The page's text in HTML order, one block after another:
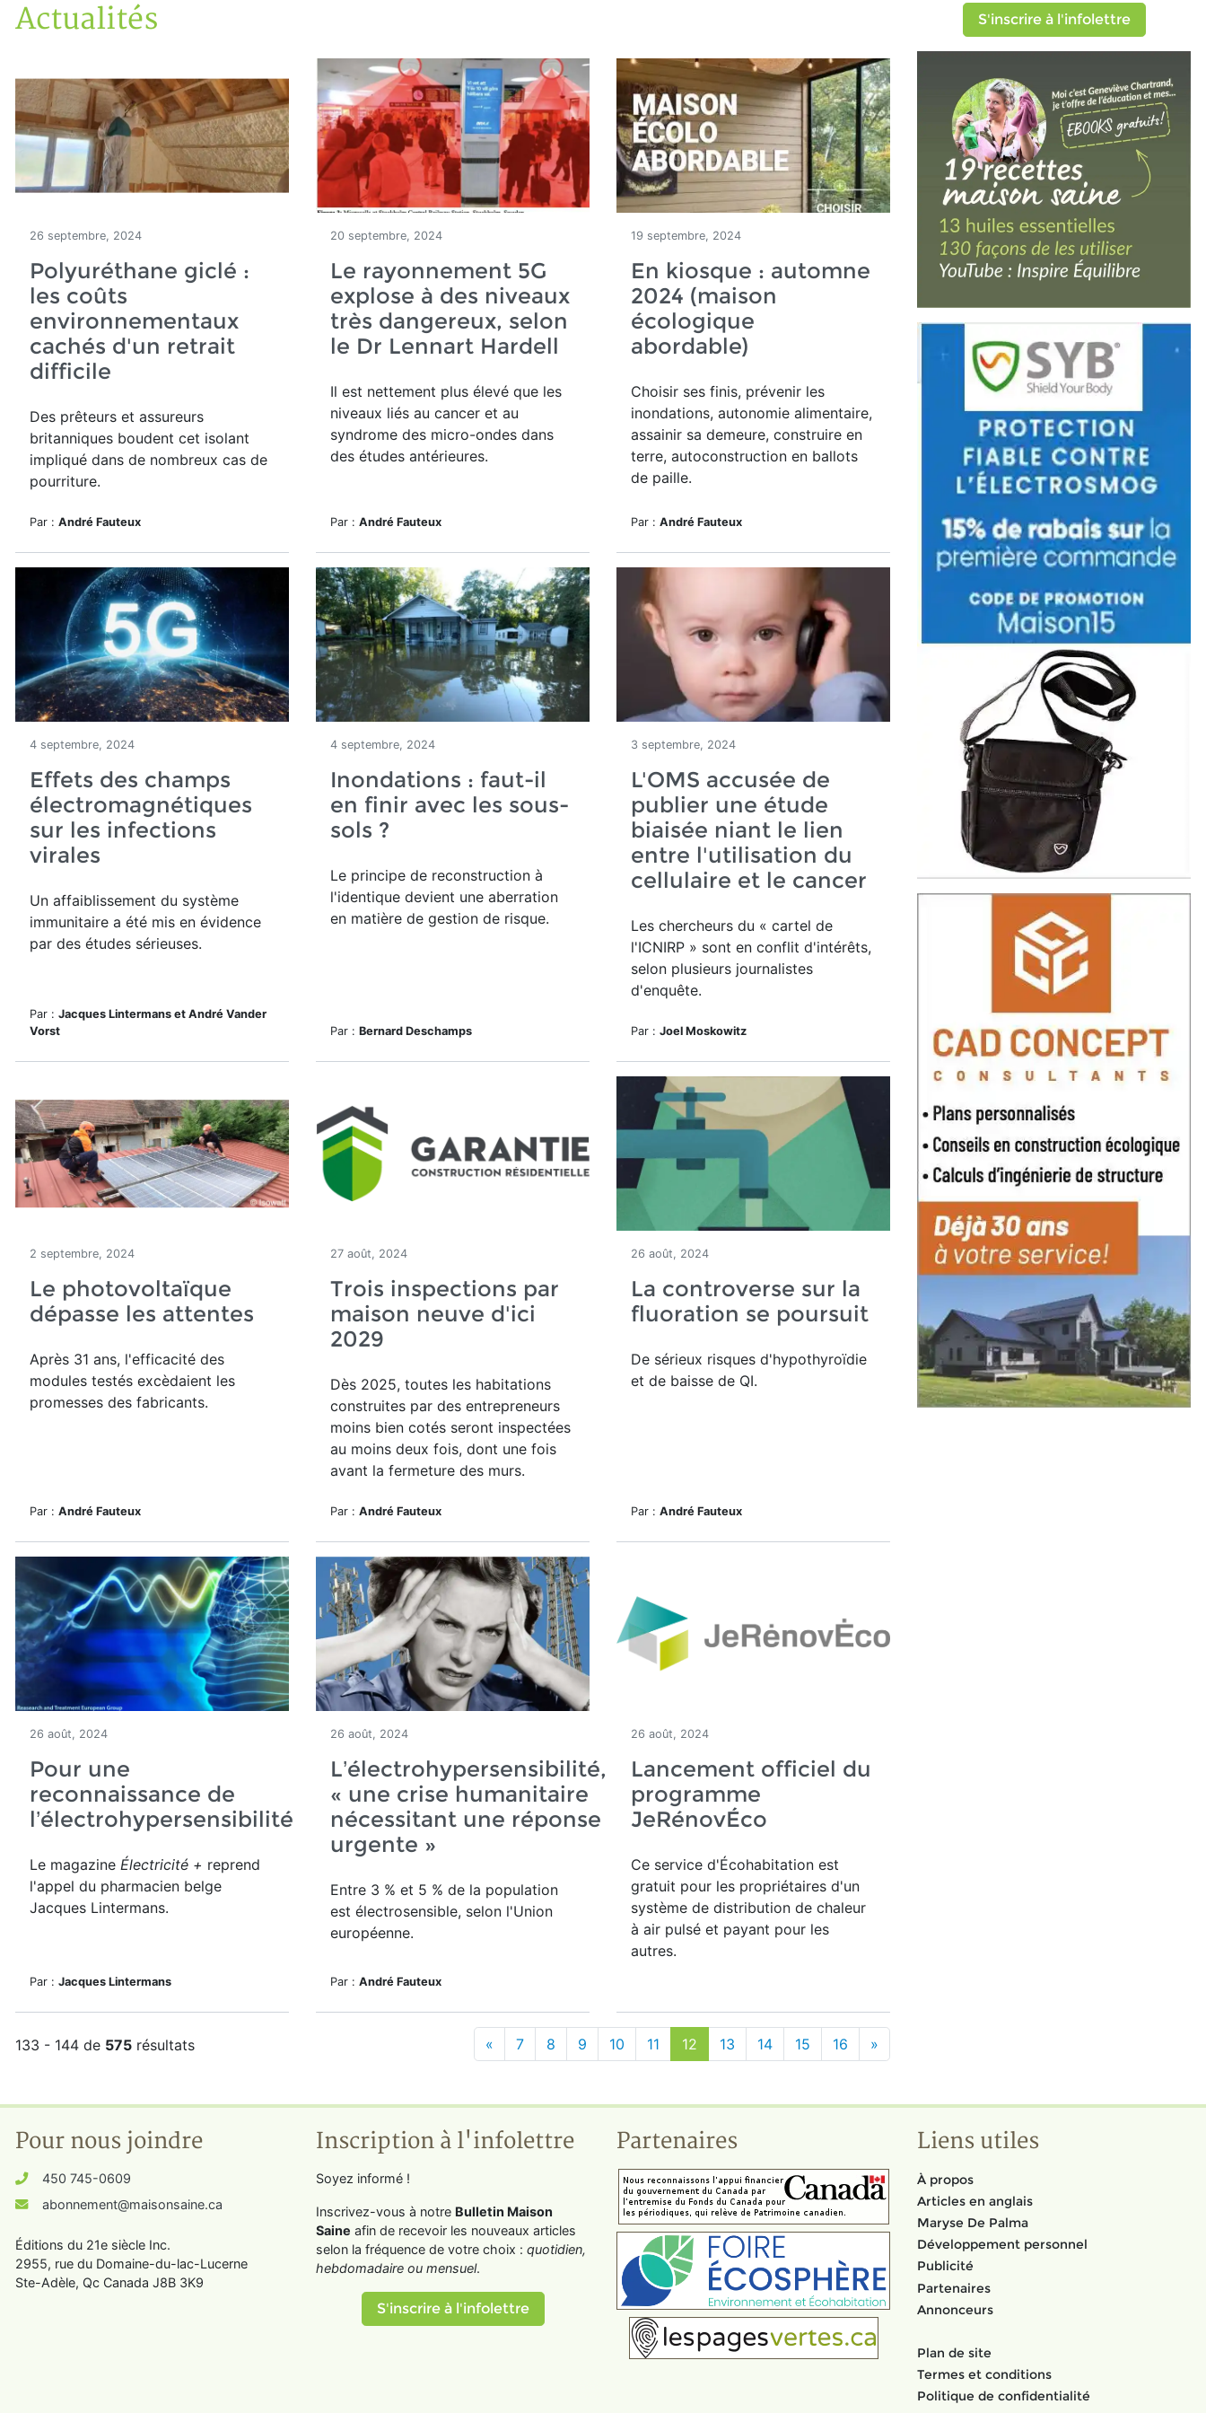
Accueil
Articles
Actualités
26 septembre, 2024
Polyuréthane giclé :
les coûts
environnementaux
cachés d'un retrait
difficile
Des prêteurs et assureurs
britanniques boudent cet isolant
impliqué dans de nombreux cas de
pourriture.
Par : André Fauteux
20 septembre, 2024
Le rayonnement 5G
explose à des niveaux
très dangereux, selon
le Dr Lennart Hardell
Il est nettement plus élevé que les
niveaux liés au cancer et au
syndrome des micro-ondes dans
des études antérieures.
Par : André Fauteux
19 septembre, 2024
En kiosque : automne
2024 (maison
écologique
abordable)
Choisir ses finis, prévenir les
inondations, autonomie alimentaire,
assainir sa demeure, construire en
terre, autoconstruction en ballots
de paille.
Par : André Fauteux
4 septembre, 2024
Effets des champs
électromagnétiques
sur les infections
virales
Un affaiblissement du système
immunitaire a été mis en évidence
par des études sérieuses.
Par : Jacques Lintermans et André Vander
Vorst
4 septembre, 2024
Inondations : faut-il
en finir avec les sous-
sols ?
Le principe de reconstruction à
l'identique devient une aberration
en matière de gestion de risque.
Par : Bernard Deschamps
3 septembre, 2024
L'OMS accusée de
publier une étude
biaisée niant le lien
entre l'utilisation du
cellulaire et le cancer
Les chercheurs du « cartel de
l'ICNIRP » sont en conflit d'intérêts,
selon plusieurs journalistes
d'enquête.
Par : Joel Moskowitz
2 septembre, 2024
Le photovoltaïque
dépasse les attentes
Après 31 ans, l'efficacité des
modules testés excèdaient les
promesses des fabricants.
Par : André Fauteux
27 août, 2024
Trois inspections par
maison neuve d'ici
2029
Dès 2025, toutes les habitations
construites par des entrepreneurs
moins bien cotés seront inspectées
au moins deux fois, dont une fois
avant la fermeture des murs.
Par : André Fauteux
26 août, 2024
La controverse sur la
fluoration se poursuit
De sérieux risques d'hypothyroïdie
et de baisse de QI.
Par : André Fauteux
26 août, 2024
Pour une
reconnaissance de
l’électrohypersensibilité
Le magazine Électricité + reprend
l'appel du pharmacien belge
Jacques Lintermans.
Par : Jacques Lintermans
26 août, 2024
L’électrohypersensibilité,
« une crise humanitaire
nécessitant une réponse
urgente »
Entre 3 % et 5 % de la population
est électrosensible, selon l'Union
européenne.
Par : André Fauteux
26 août, 2024
Lancement officiel du
programme
JeRénovÉco
Ce service d'Écohabitation est
gratuit pour les propriétaires d'un
système de distribution de chaleur
à air pulsé et payant pour les
autres.
133 - 144 de 575 résultats « 7 8 9 10 11 12 13 14 15 16 »
S'inscrire à l'infolettre
Pour nous joindre
450 745-0609
abonnement@maisonsaine.ca
Éditions du 21e siècle Inc.
2955, rue du Domaine-du-lac-Lucerne
Ste-Adèle, Qc Canada J8B 3K9
Inscription à l'infolettre
Soyez informé !
Inscrivez-vous à notre Bulletin Maison
Saine afin de recevoir les nouveaux articles
selon la fréquence de votre choix : quotidien,
hebdomadaire ou mensuel.
S'inscrire à l'infolettre
Partenaires Liens utiles
À propos
Articles en anglais
Maryse De Palma
Développement personnel
Publicité
Partenaires
Annonceurs
Plan de site
Termes et conditions
Politique de confidentialité